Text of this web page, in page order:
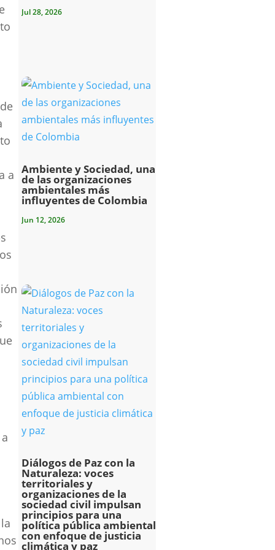
a
Jul 28, 2026
Ambiente y Sociedad, una
de las organizaciones
ambientales más
influyentes de Colombia
Jun 12, 2026
Diálogos de Paz con la
Naturaleza: voces
territoriales y
organizaciones de la
sociedad civil impulsan
principios para una
política pública ambiental
con enfoque de justicia
climática y paz